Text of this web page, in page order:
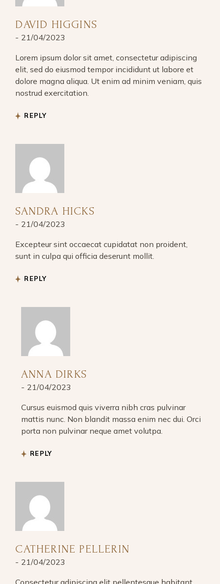
DAVID HIGGINS
21/04/2023
Lorem ipsum dolor sit amet, consectetur adipiscing
elit, sed do eiusmod tempor incididunt ut labore et
dolore magna aliqua. Ut enim ad minim veniam, quis
nostrud exercitation.
REPLY
SANDRA HICKS
21/04/2023
Excepteur sint occaecat cupidatat non proident,
sunt in culpa qui officia deserunt mollit.
REPLY
ANNA DIRKS
21/04/2023
Cursus euismod quis viverra nibh cras pulvinar
mattis nunc. Non blandit massa enim nec dui. Orci
porta non pulvinar neque amet volutpa.
REPLY
CATHERINE PELLERIN
21/04/2023